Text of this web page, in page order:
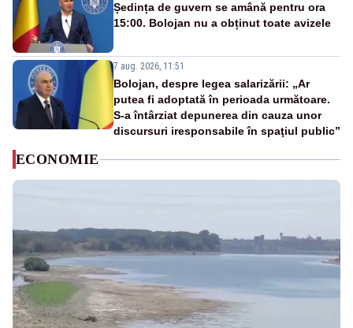
Ședința de guvern se amână pentru ora
15:00. Bolojan nu a obținut toate avizele
7 aug. 2026, 11:51
Bolojan, despre legea salarizării: „Ar
putea fi adoptată în perioada următoare.
S-a întârziat depunerea din cauza unor
discursuri iresponsabile în spaţiul public”
ECONOMIE